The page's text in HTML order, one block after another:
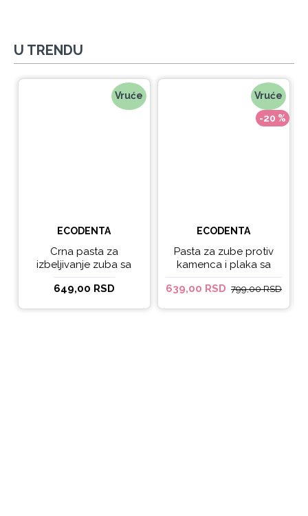
U TRENDU
Vruće
ECODENTA
Crna pasta za
izbeljivanje zuba sa
ukusom narandže
Ecodenta 100 ml
649,00 RSD
Vruće
-20 %
ECODENTA
Pasta za zube protiv
kamenca i plaka sa
kokosovim uljem
Ecodenta ORGANIC
639,00 RSD 799,00 RSD